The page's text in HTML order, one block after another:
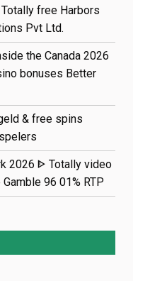
free Harbors
Pvt Ltd.
the Canada 2026
bonuses Better
& free spins
2026 ᐈ Totally video
96 01% RTP